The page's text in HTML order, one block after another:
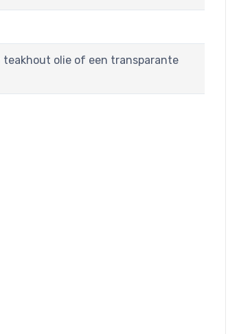
teakhout olie of een transparante